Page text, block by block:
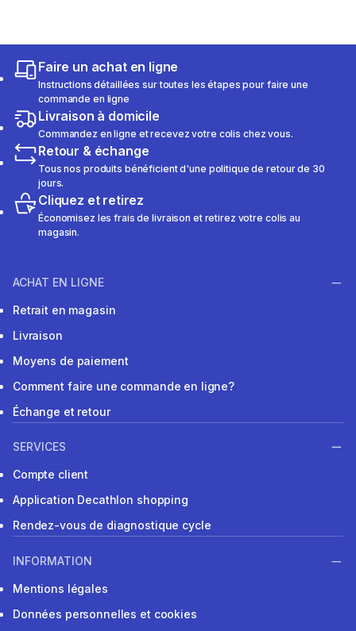
Faire un achat en ligne
Instructions détaillées sur toutes les étapes pour faire une
commande en ligne
Livraison à domicile
Commandez en ligne et recevez votre colis chez vous.
Retour & échange
Tous nos produits bénéficient d'une politique de retour de 30
jours.
Cliquez et retirez
Économisez les frais de livraison et retirez votre colis au
magasin.
ACHAT EN LIGNE
Retrait en magasin
Livraison
Moyens de paiement
Comment faire une commande en ligne?
Échange et retour
SERVICES
Compte client
Application Decathlon shopping
Rendez-vous de diagnostique cycle
INFORMATION
Mentions légales
Données personnelles et cookies